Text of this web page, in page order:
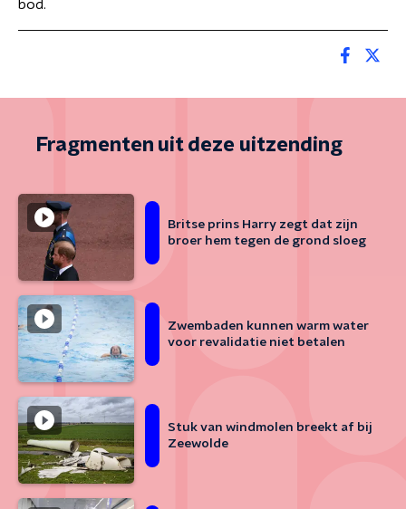
bod.
Fragmenten uit deze uitzending
Britse prins Harry zegt dat zijn
broer hem tegen de grond sloeg
Zwembaden kunnen warm water
voor revalidatie niet betalen
Stuk van windmolen breekt af bij
Zeewolde